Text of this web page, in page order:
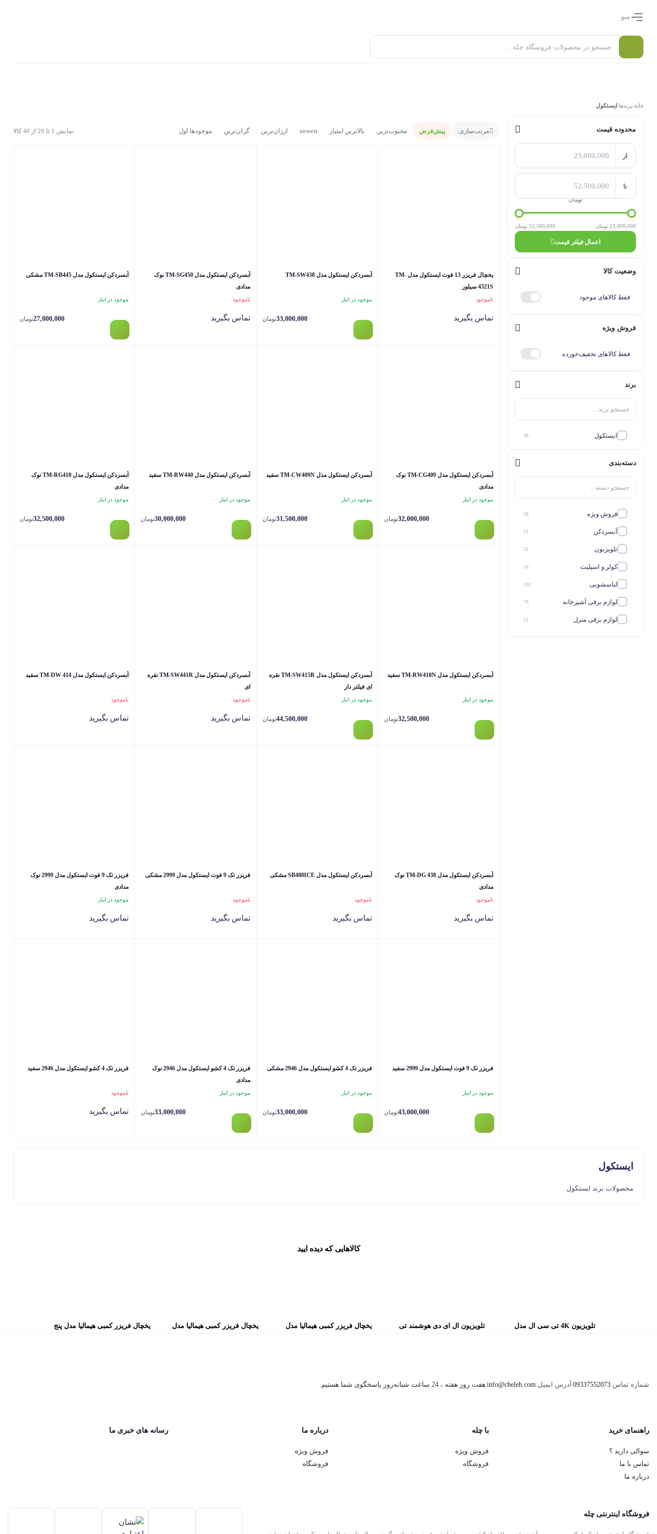
منو
خانه/برندها/ایستکول
محدوده قیمت
از
تا
تومان
23,000,000 تومان 52,500,000 تومان
اعمال فیلتر قیمت
وضعیت کالا
فقط کالاهای موجود
فروش ویژه
فقط کالاهای تخفیف‌خورده
برند
ایستکول 39
دسته‌بندی
فروش ویژه 58
آبسردکن 13
تلویزیون 52
کولر و اسپلیت 16
لباسشویی 103
لوازم برقی آشپزخانه 78
لوازم برقی منزل 12
مرتب‌سازی: پیش‌فرض محبوب‌ترین بالاترین امتیاز newest ارزان‌ترین گران‌ترین موجودها اول نمایش 1 تا 20 از 40 کالا
یخچال فریزر 13 فوت ایستکول مدل TM-
4321S سیلور
ناموجود
تماس بگیرید
آبسردکن ایستکول مدل TM-SW438
موجود در انبار
33,000,000تومان
آبسردکن ایستکول مدل TM-SG450 نوک
مدادی
ناموجود
تماس بگیرید
آبسردکن ایستکول مدل TM-SB445 مشکی
موجود در انبار
27,000,000تومان
آبسردکن ایستکول مدل TM-CG409 نوک
مدادی
موجود در انبار
32,000,000تومان
آبسردکن ایستکول مدل TM-CW409N سفید
موجود در انبار
31,500,000تومان
آبسردکن ایستکول مدل TM-RW440 سفید
موجود در انبار
30,000,000تومان
آبسردکن ایستکول مدل TM-RG410 نوک
مدادی
موجود در انبار
32,500,000تومان
آبسردکن ایستکول مدل TM-RW410N سفید
موجود در انبار
32,500,000تومان
آبسردکن ایستکول مدل TM-SW415R نقره
ای فیلتر دار
موجود در انبار
44,500,000تومان
آبسردکن ایستکول مدل TM-SW441R نقره
ای
ناموجود
تماس بگیرید
آبسردکن ایستکول مدل TM-DW 414 سفید
ناموجود
تماس بگیرید
آبسردکن ایستکول مدل TM-DG 438 نوک
مدادی
ناموجود
تماس بگیرید
آبسردکن ایستکول مدل SB480ICE مشکی
ناموجود
تماس بگیرید
فریزر تک 9 فوت ایستکول مدل 2999 مشکی
ناموجود
تماس بگیرید
فریزر تک 9 فوت ایستکول مدل 2999 نوک
مدادی
موجود در انبار
تماس بگیرید
فریزر تک 9 فوت ایستکول مدل 2999 سفید
موجود در انبار
43,000,000تومان
فریزر تک 4 کشو ایستکول مدل 2946 مشکی
موجود در انبار
33,000,000تومان
فریزر تک 4 کشو ایستکول مدل 2946 نوک
مدادی
موجود در انبار
33,000,000تومان
فریزر تک 4 کشو ایستکول مدل 2946 سفید
ناموجود
تماس بگیرید
ایستکول
محصولات برند ایستکول
کالاهایی که دیده ایید
تلویزیون 4K تی سی ال مدل تلویزیون ال ای دی هوشمند تی یخچال فریزر کمبی هیمالیا مدل یخچال فریزر کمبی هیمالیا مدل یخچال فریزر کمبی هیمالیا مدل پنج
شماره تماس:09337552073 آدرس ایمیل:info@cheleh.com هفت روز هفته ، 24 ساعت شبانه‌روز پاسخگوی شما هستیم.
راهنمای خرید
سوالی دارید ؟
تماس با ما
درباره ما
با چله
فروش ویژه
فروشگاه
درباره ما
فروش ویژه
فروشگاه
رسانه های خبری ما
فروشگاه اینترنتی چله